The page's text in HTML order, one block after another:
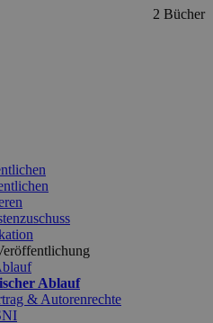
Ablauf
& Autorenrechte
2 Bücher